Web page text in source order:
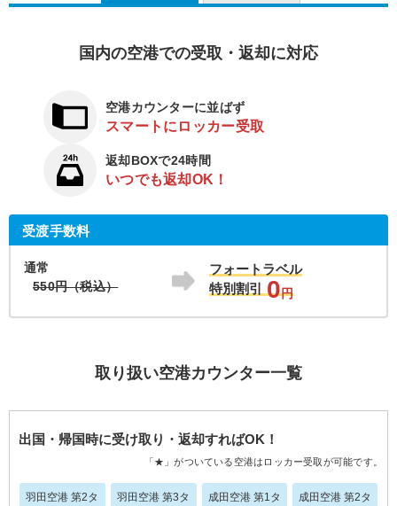
国内の空港での受取・返却に対応
空港カウンターに並ばず
スマートにロッカー受取
返却BOXで24時間
いつでも返却OK！
受渡手数料
通常
550円（税込）
フォートラベル
特別割引
0円
取り扱い空港カウンター一覧
出国・帰国時に受け取り・返却すればOK！
「★」がついている空港はロッカー受取が可能です。
羽田空港 第2タ
羽田空港 第3タ
成田空港 第1タ
成田空港 第2タ